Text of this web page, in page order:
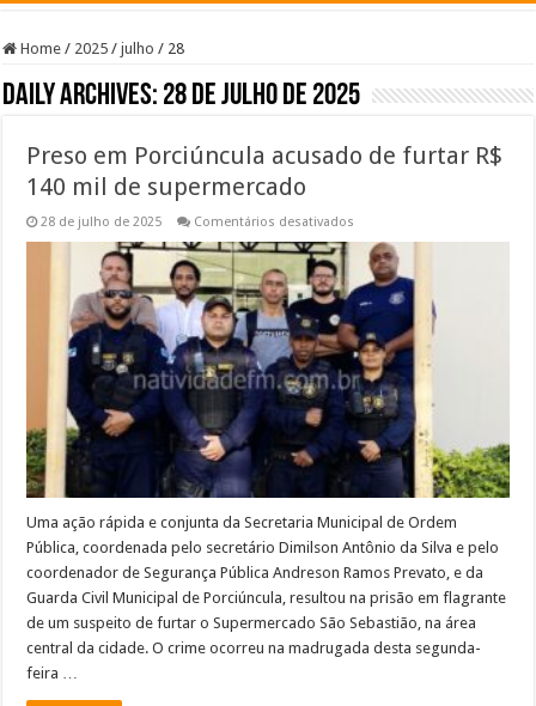
Home / 2025 / julho / 28
Daily Archives: 28 de julho de 2025
Preso em Porciúncula acusado de furtar R$
140 mil de supermercado
28 de julho de 2025 Comentários desativados
em
Porciúncula
acusado
furtar
R$
140
mil
de
supermercado
Uma ação rápida e conjunta da Secretaria Municipal de Ordem
Pública, coordenada pelo secretário Dimilson Antônio da Silva e pelo
coordenador de Segurança Pública Andreson Ramos Prevato, e da
Guarda Civil Municipal de Porciúncula, resultou na prisão em flagrante
de um suspeito de furtar o Supermercado São Sebastião, na área
central da cidade. O crime ocorreu na madrugada desta segunda-
feira …